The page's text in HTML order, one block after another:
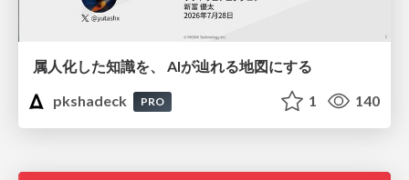
属人化した知識を、 AIが辿れる地図にする
pkshadeck
PRO 1 140